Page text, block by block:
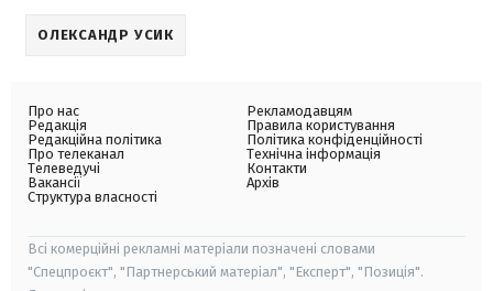
ОЛЕКСАНДР УСИК
Про нас
Редакція
Редакційна політика
Про телеканал
Телеведучі
Вакансії
Структура власності
Рекламодавцям
Правила користування
Політика конфіденційності
Технічна інформація
Контакти
Архів
Всі комерційні рекламні матеріали позначені словами
"Спецпроєкт", "Партнерський матеріал", "Експерт", "Позиція".